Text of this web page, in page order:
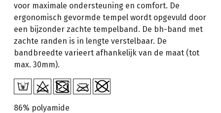
voor maximale ondersteuning en comfort. De
ergonomisch gevormde tempel wordt opgevuld door
een bijzonder zachte tempelband. De bh-band met
zachte randen is in lengte verstelbaar. De
bandbreedte varieert afhankelijk van de maat (tot
max. 30mm).
86% polyamide